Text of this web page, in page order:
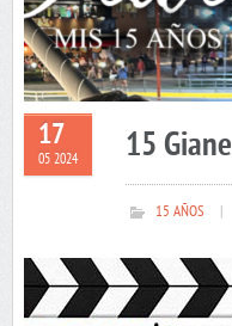
17
05 2024 15 Giane
15 AÑOS